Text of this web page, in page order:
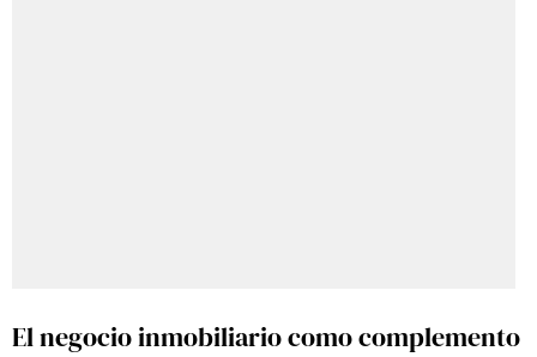
El negocio inmobiliario como complemento